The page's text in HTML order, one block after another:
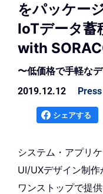
をパッケー
IoTデータ蓄
with
〜低価格で手軽な
2019.12.12
シェアする
システム・アプリ
UI/UXデザイン制
ワンストップで提